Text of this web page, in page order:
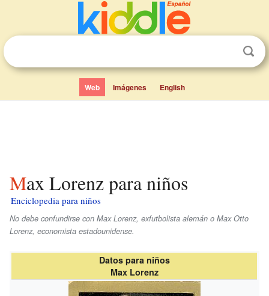
Web Imágenes English
Max Lorenz para niños
Enciclopedia para niños
No debe confundirse con Max Lorenz, exfutbolista alemán o Max Otto
Lorenz, economista estadounidense.
Datos para niños
Max Lorenz